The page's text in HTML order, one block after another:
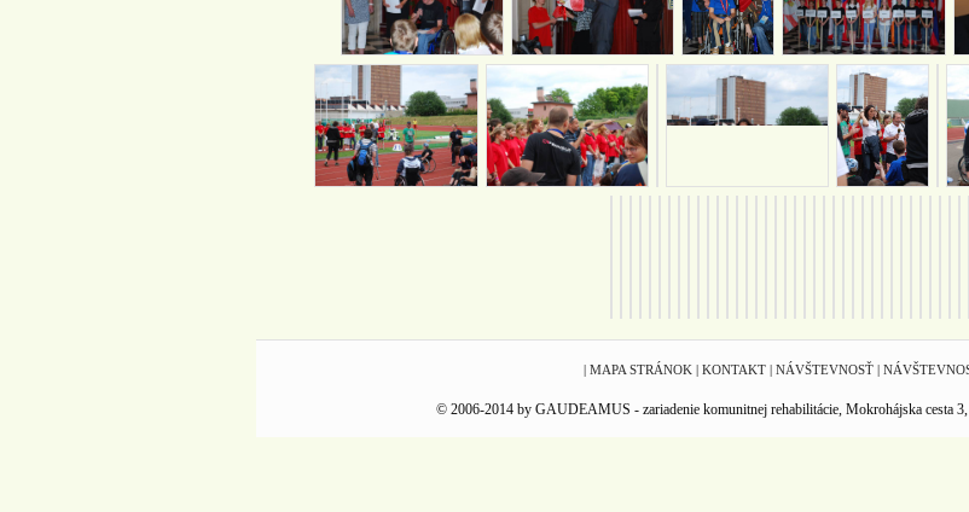
| MAPA STRÁNOK | KONTAKT | NÁVŠTEVNOSŤ |
© 2006-2014 by GAUDEAMUS - zariadenie komunitnej rehabilitácie, Mokrohájska cesta